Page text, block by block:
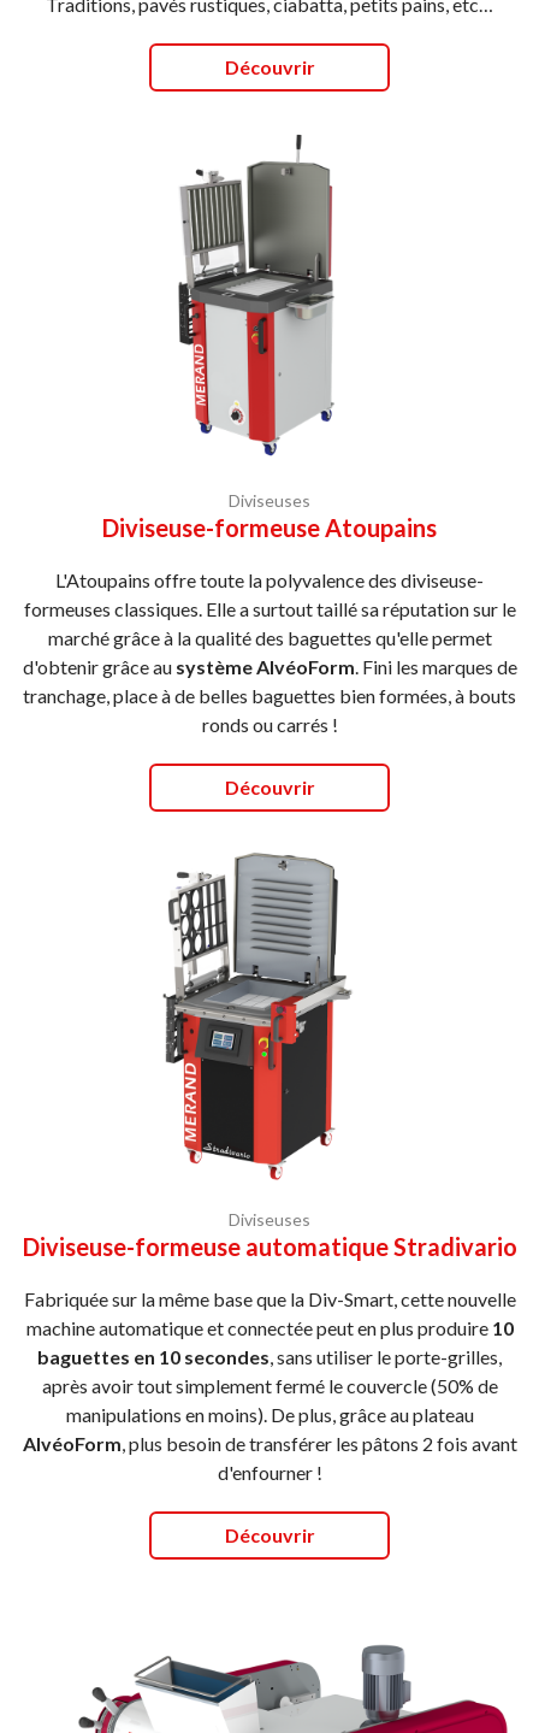
Découvrir
Diviseuses
Diviseuse-formeuse Atoupains
L'Atoupains offre toute la polyvalence des diviseuse-
formeuses classiques. Elle a surtout taillé sa réputation sur le
marché grâce à la qualité des baguettes qu'elle permet
d'obtenir grâce au système AlvéoForm . Fini les marques de
tranchage, place à de belles baguettes bien formées, à bouts
ronds ou carrés !
Découvrir
Diviseuses
Diviseuse-formeuse automatique Stradivario
Fabriquée sur la même base que la Div-Smart, cette nouvelle
machine automatique et connectée peut en plus produire 10
baguettes en 10 secondes, sans utiliser le porte-grilles,
après avoir tout simplement fermé le couvercle (50% de
manipulations en moins). De plus, grâce au plateau
AlvéoForm, plus besoin de transférer les pâtons 2 fois avant
d'enfourner !
Découvrir